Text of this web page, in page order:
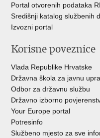
Portal otvorenih podataka
Središnji katalog službenih
Izvozni portal
Korisne poveznice
Vlada Republike Hrvatske
Državna škola za javnu
Odbor za državnu službu
Državno izborno
Your Europe portal
Potresinfo
Službeno mjesto za sve